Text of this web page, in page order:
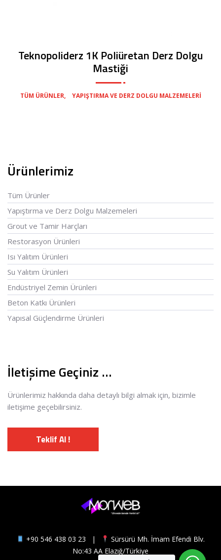
Ürünlerimiz
Tüm Ürünler
Yapıştırma ve Derz Dolgu Malzemeleri
Grout ve Tamir Harçları
Restorasyon Ürünleri
Isı Yalıtım Ürünleri
Su Yalıtım Ürünleri
Endüstriyel Zemin Ürünleri
Beton Katkı Ürünleri
Yapısal Güçlendirme Ürünleri
İletişime Geçiniz …
Ürünlerimiz hakkında daha detaylı bilgi almak için, bizimle
iletişime geçebilirsiniz.
Teklif Al !
Teknopoliderz 1K Poliüretan Derz Dolgu
Mastiği
TÜM ÜRÜNLER YAPIŞTIRMA VE DERZ DOLGU MALZEMELERI
+90 546 438 03 23 |
Sürsürü Mh. İmam Efendi Blv.
No:43 AA Elazığ/Türkiye